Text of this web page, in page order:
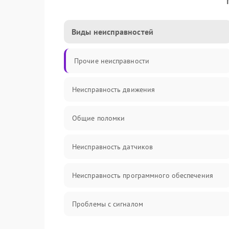
Виды неисправностей
Прочие неисправности
Неисправность движения
Общие поломки
Неисправность датчиков
Неисправность программного обеспечения
Проблемы с сигналом